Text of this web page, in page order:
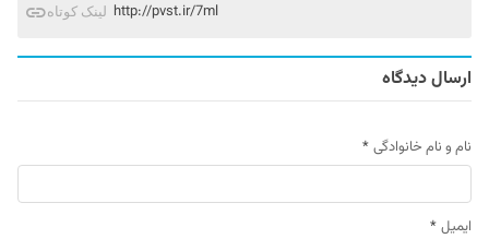
لینک کوتاه http://pvst.ir/7ml
ارسال دیدگاه
نام و نام خانوادگی *
ایمیل *